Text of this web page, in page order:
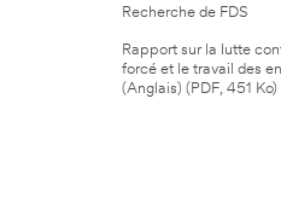
Recherche de FDS
Rapport sur la lutte
forcé et le travail des
(Anglais) (PDF, 451 Ko)